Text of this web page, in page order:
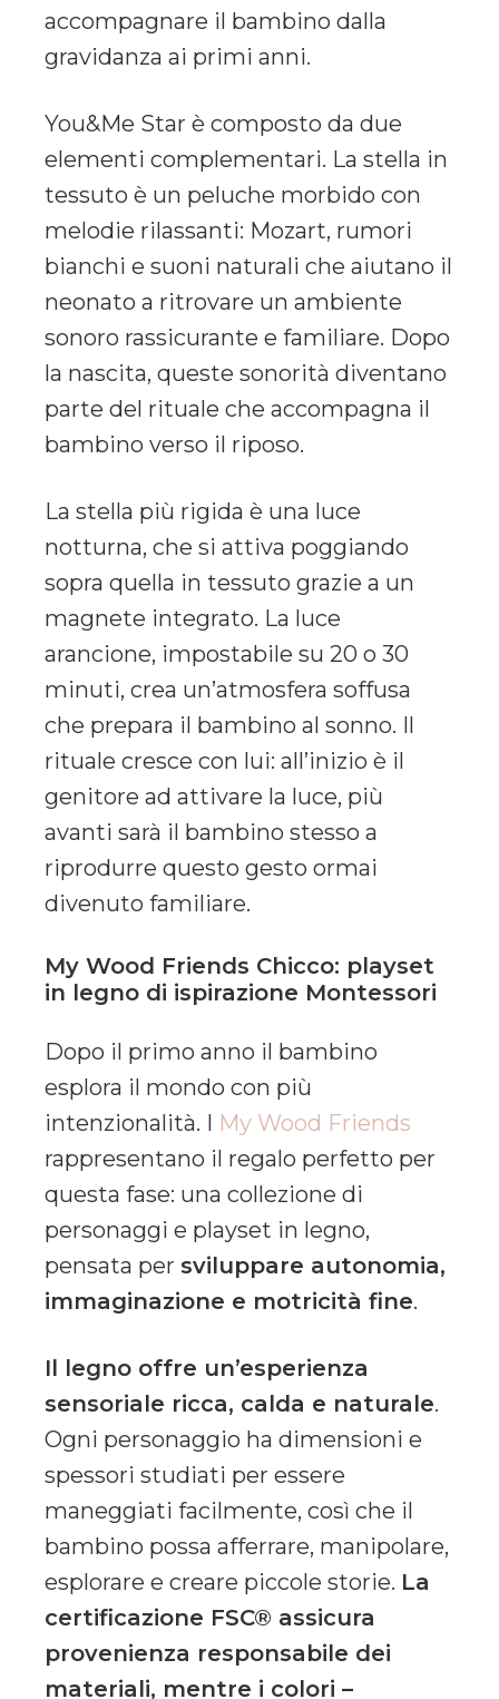
accompagnare il bambino dalla
gravidanza ai primi anni.
You&Me Star è composto da due
elementi complementari. La stella in
tessuto è un peluche morbido con
melodie rilassanti: Mozart, rumori
bianchi e suoni naturali che aiutano il
neonato a ritrovare un ambiente
sonoro rassicurante e familiare. Dopo
la nascita, queste sonorità diventano
parte del rituale che accompagna il
bambino verso il riposo.
La stella più rigida è una luce
notturna, che si attiva poggiando
sopra quella in tessuto grazie a un
magnete integrato. La luce
arancione, impostabile su 20 o 30
minuti, crea un’atmosfera soffusa
che prepara il bambino al sonno. Il
rituale cresce con lui: all’inizio è il
genitore ad attivare la luce, più
avanti sarà il bambino stesso a
riprodurre questo gesto ormai
divenuto familiare.
My Wood Friends Chicco: playset
in legno di ispirazione Montessori
Dopo il primo anno il bambino
esplora il mondo con più
intenzionalità. I My Wood Friends
rappresentano il regalo perfetto per
questa fase: una collezione di
personaggi e playset in legno,
pensata per sviluppare autonomia,
immaginazione e motricità fine.
Il legno offre un’esperienza
sensoriale ricca, calda e naturale.
Ogni personaggio ha dimensioni e
spessori studiati per essere
maneggiati facilmente, così che il
bambino possa afferrare, manipolare,
esplorare e creare piccole storie. La
certificazione FSC® assicura
provenienza responsabile dei
materiali, mentre i colori –